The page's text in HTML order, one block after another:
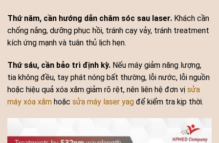
Thứ năm, cần hướng dẫn chăm sóc sau laser. Khách cần
chống nắng, dưỡng phục hồi, tránh cạy vảy, tránh treatment
kích ứng mạnh và tuân thủ lịch hẹn.
Thứ sáu, cần bảo trì định kỳ. Nếu máy giảm năng lượng,
tia không đều, tay phát nóng bất thường, lỗi nước, lỗi nguồn
hoặc hiệu quả xóa xăm giảm rõ rệt, nên liên hệ đơn vị sửa
máy xóa xăm hoặc sửa máy laser yag để kiểm tra kịp thời.